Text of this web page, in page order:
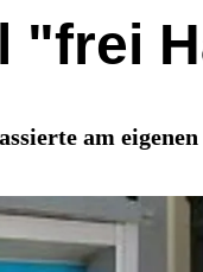
"frei
am